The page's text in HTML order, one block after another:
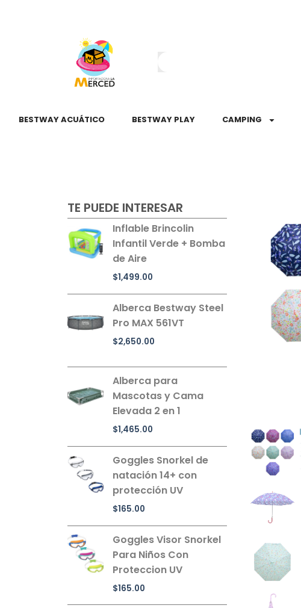
BESTWAY ACUÁTICO BESTWAY PLAY CAMPING
TE PUEDE INTERESAR
Inflable Brincolin
Infantil Verde + Bomba
de Aire
$1,499.00
Alberca Bestway Steel
Pro MAX 561VT
$2,650.00
Alberca para
Mascotas y Cama
Elevada 2 en 1
$1,465.00
Goggles Snorkel de
natación 14+ con
protección UV
$165.00
Goggles Visor Snorkel
Para Niños Con
Proteccion UV
$165.00